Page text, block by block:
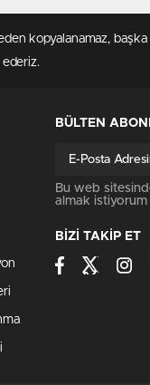
kopyalanamaz,
ederiz.
BÜLTEN
Bu web
almak istiyorum
BİZİ TAKİP ET